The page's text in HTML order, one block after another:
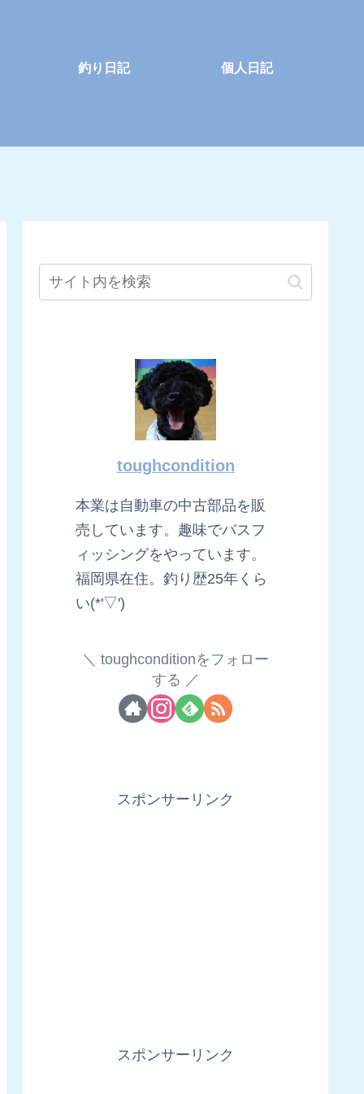
釣り日記 個人日記
toughcondition
本業は自動車の中古部品を販
売しています。趣味でバスフ
ィッシングをやっています。
福岡県在住。釣り歴25年くら
い(*'▽')
toughconditionをフォロー
する
スポンサーリンク
スポンサーリンク